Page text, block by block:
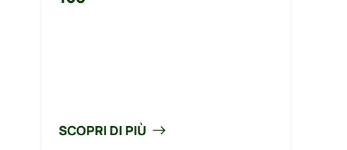
SCOPRI DI PIÙ